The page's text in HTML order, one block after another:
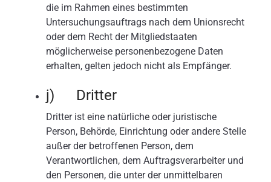
die im Rahmen eines bestimmten
Untersuchungsauftrags nach dem Unionsrecht
oder dem Recht der Mitgliedstaaten
möglicherweise personenbezogene Daten
erhalten, gelten jedoch nicht als Empfänger.
j) Dritter
Dritter ist eine natürliche oder juristische
Person, Behörde, Einrichtung oder andere Stelle
außer der betroffenen Person, dem
Verantwortlichen, dem Auftragsverarbeiter und
den Personen, die unter der unmittelbaren